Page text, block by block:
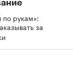
рукам»:
за